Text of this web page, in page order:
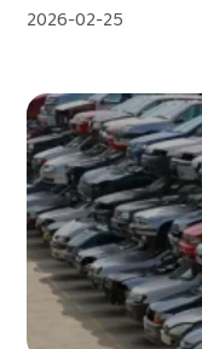
2026-02-25